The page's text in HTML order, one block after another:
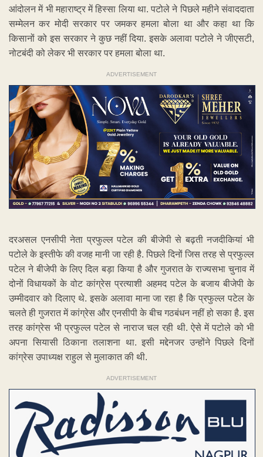
आंदोलन में भी महाराष्ट्र में हिस्सा लिया था. पटोले ने पिछले महीने संवाददाता
सम्मेलन कर मोदी सरकार पर जमकर हमला बोला था और कहा था कि
किसानों को इस सरकार ने कुछ नहीं दिया. इसके अलावा पटोले ने जीएसटी,
नोटबंदी को लेकर भी सरकार पर हमला बोला था.
ADVERTISEMENT
दरअसल एनसीपी नेता प्रफुल्ल पटेल की बीजेपी से बढ़ती नजदीकियां भी
पटोले के इस्तीफे की वजह मानी जा रही है. पिछले दिनों जिस तरह से प्रफुल्ल
पटेल ने बीजेपी के लिए दिल बड़ा किया है और गुजरात के राज्यसभा चुनाव में
दोनों विधायकों के वोट कांग्रेस प्रत्याशी अहमद पटेल के बजाय बीजेपी के
उम्मीदवार को दिलाए थे. इसके अलावा माना जा रहा है कि प्रफुल्ल पटेल के
चलते ही गुजरात में कांग्रेस और एनसीपी के बीच गठबंधन नहीं हो सका है. इस
तरह कांग्रेस भी प्रफुल्ल पटेल से नाराज चल रही थी. ऐसे में पटोले को भी
अपना सियासी ठिकाना तलाशना था. इसी मद्देनजर उन्होंने पिछले दिनों
कांग्रेस उपाध्यक्ष राहुल से मुलाकात की थी.
ADVERTISEMENT